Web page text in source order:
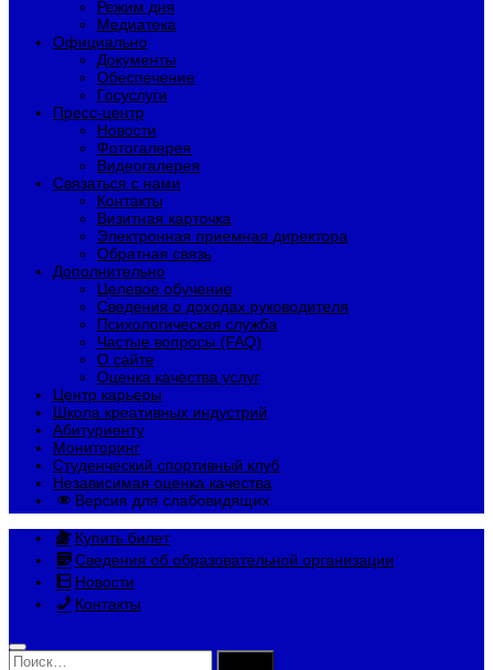
Режим дня
Медиатека
Официально
Документы
Обеспечение
Госуслуги
Пресс-центр
Новости
Фотогалерея
Видеогалерея
Связаться с нами
Контакты
Визитная карточка
Электронная приемная директора
Обратная связь
Дополнительно
Целевое обучение
Сведения о доходах руководителя
Психологическая служба
Частые вопросы (FAQ)
О сайте
Оценка качества услуг
Центр карьеры
Школа креативных индустрий
Абитуриенту
Мониторинг
Студенческий спортивный клуб
Независимая оценка качества
Версия для слабовидящих
Купить билет
Сведения об образовательной организации
Новости
Контакты
Найти: